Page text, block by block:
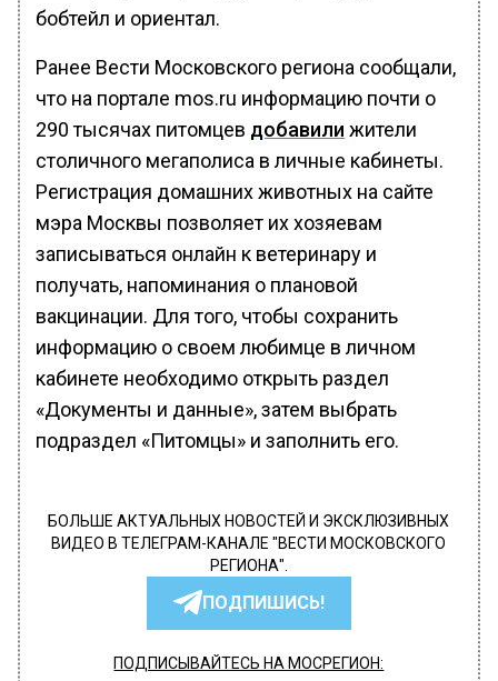
бобтейл и ориентал.
Ранее Вести Московского региона сообщали,
что на портале mos.ru информацию почти о
290 тысячах питомцев добавили жители
столичного мегаполиса в личные кабинеты.
Регистрация домашних животных на сайте
мэра Москвы позволяет их хозяевам
записываться онлайн к ветеринару и
получать, напоминания о плановой
вакцинации. Для того, чтобы сохранить
информацию о своем любимце в личном
кабинете необходимо открыть раздел
«Документы и данные», затем выбрать
подраздел «Питомцы» и заполнить его.
БОЛЬШЕ АКТУАЛЬНЫХ НОВОСТЕЙ И ЭКСКЛЮЗИВНЫХ
ВИДЕО В ТЕЛЕГРАМ-КАНАЛЕ "ВЕСТИ МОСКОВСКОГО
РЕГИОНА".
ПОДПИШИСЬ!
ПОДПИСЫВАЙТЕСЬ НА МОСРЕГИОН: